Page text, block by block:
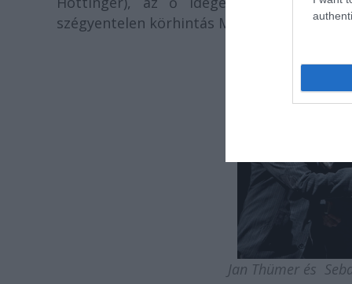
szégyentelen körhintás Muskátné."
/
Jan Thümer és